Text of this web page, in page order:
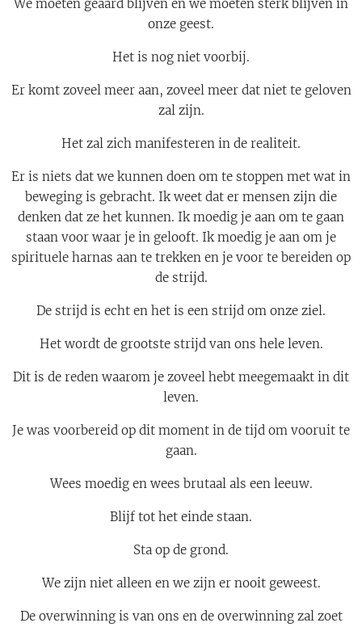
We moeten geaard blijven en we moeten sterk blijven in
onze geest.
Het is nog niet voorbij.
Er komt zoveel meer aan, zoveel meer dat niet te geloven
zal zijn.
Het zal zich manifesteren in de realiteit.
Er is niets dat we kunnen doen om te stoppen met wat in
beweging is gebracht. Ik weet dat er mensen zijn die
denken dat ze het kunnen. Ik moedig je aan om te gaan
staan voor waar je in gelooft. Ik moedig je aan om je
spirituele harnas aan te trekken en je voor te bereiden op
de strijd.
De strijd is echt en het is een strijd om onze ziel.
Het wordt de grootste strijd van ons hele leven.
Dit is de reden waarom je zoveel hebt meegemaakt in dit
leven.
Je was voorbereid op dit moment in de tijd om vooruit te
gaan.
Wees moedig en wees brutaal als een leeuw.
Blijf tot het einde staan.
Sta op de grond.
We zijn niet alleen en we zijn er nooit geweest.
De overwinning is van ons en de overwinning zal zoet